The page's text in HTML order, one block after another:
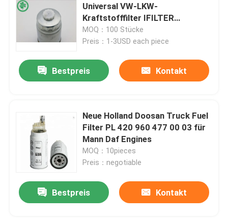
Universal VW-LKW-
Kraftstofffilter IFILTER
kundenspezifischer Volkswagen
MOQ：100 Stücke
Preis：1-3USD each piece
Bestpreis Kontakt
Neue Holland Doosan Truck Fuel
Filter PL 420 960 477 00 03 für
Mann Daf Engines
MOQ：10pieces
Preis：negotiable
Bestpreis Kontakt